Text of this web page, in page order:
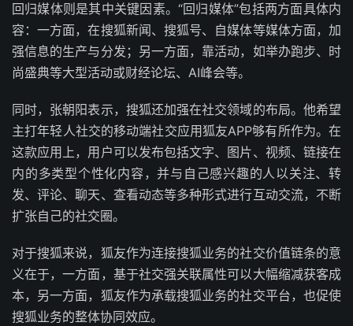
回归媒体则是其中关键因素。“回归媒体”包括两方面具体内
容：一方面，在搜狐新闻、搜狐号、自媒体等媒体方面，加
强信息的生产与分发；另一方面，靠活动，如举办跑步、时
尚盛典等大型活动或财经论坛、AI峰会等。
同时，张朝阳表示，搜狐还加强在社交领域的布局。他希望
主打年轻人社交的移动端社交应用狐友APP够有所作为。在
这款应用上，用户可以发布包括文字、图片、视频、链接在
内的多类型个性化内容，并与自己感兴趣的人以关注、转
发、评论、聊天、查看动态等多种形式进行互动交流，不断
扩张自己的社交圈。
对于搜狐来说，狐友作为连接搜狐业务的社交价值链条的意
义在于，一方面，基于社交强关联属性可以大幅缩减获客成
本，另一方面，狐友作为承载搜狐业务的社交平台，也促使
搜狐业务的整体协同效应。